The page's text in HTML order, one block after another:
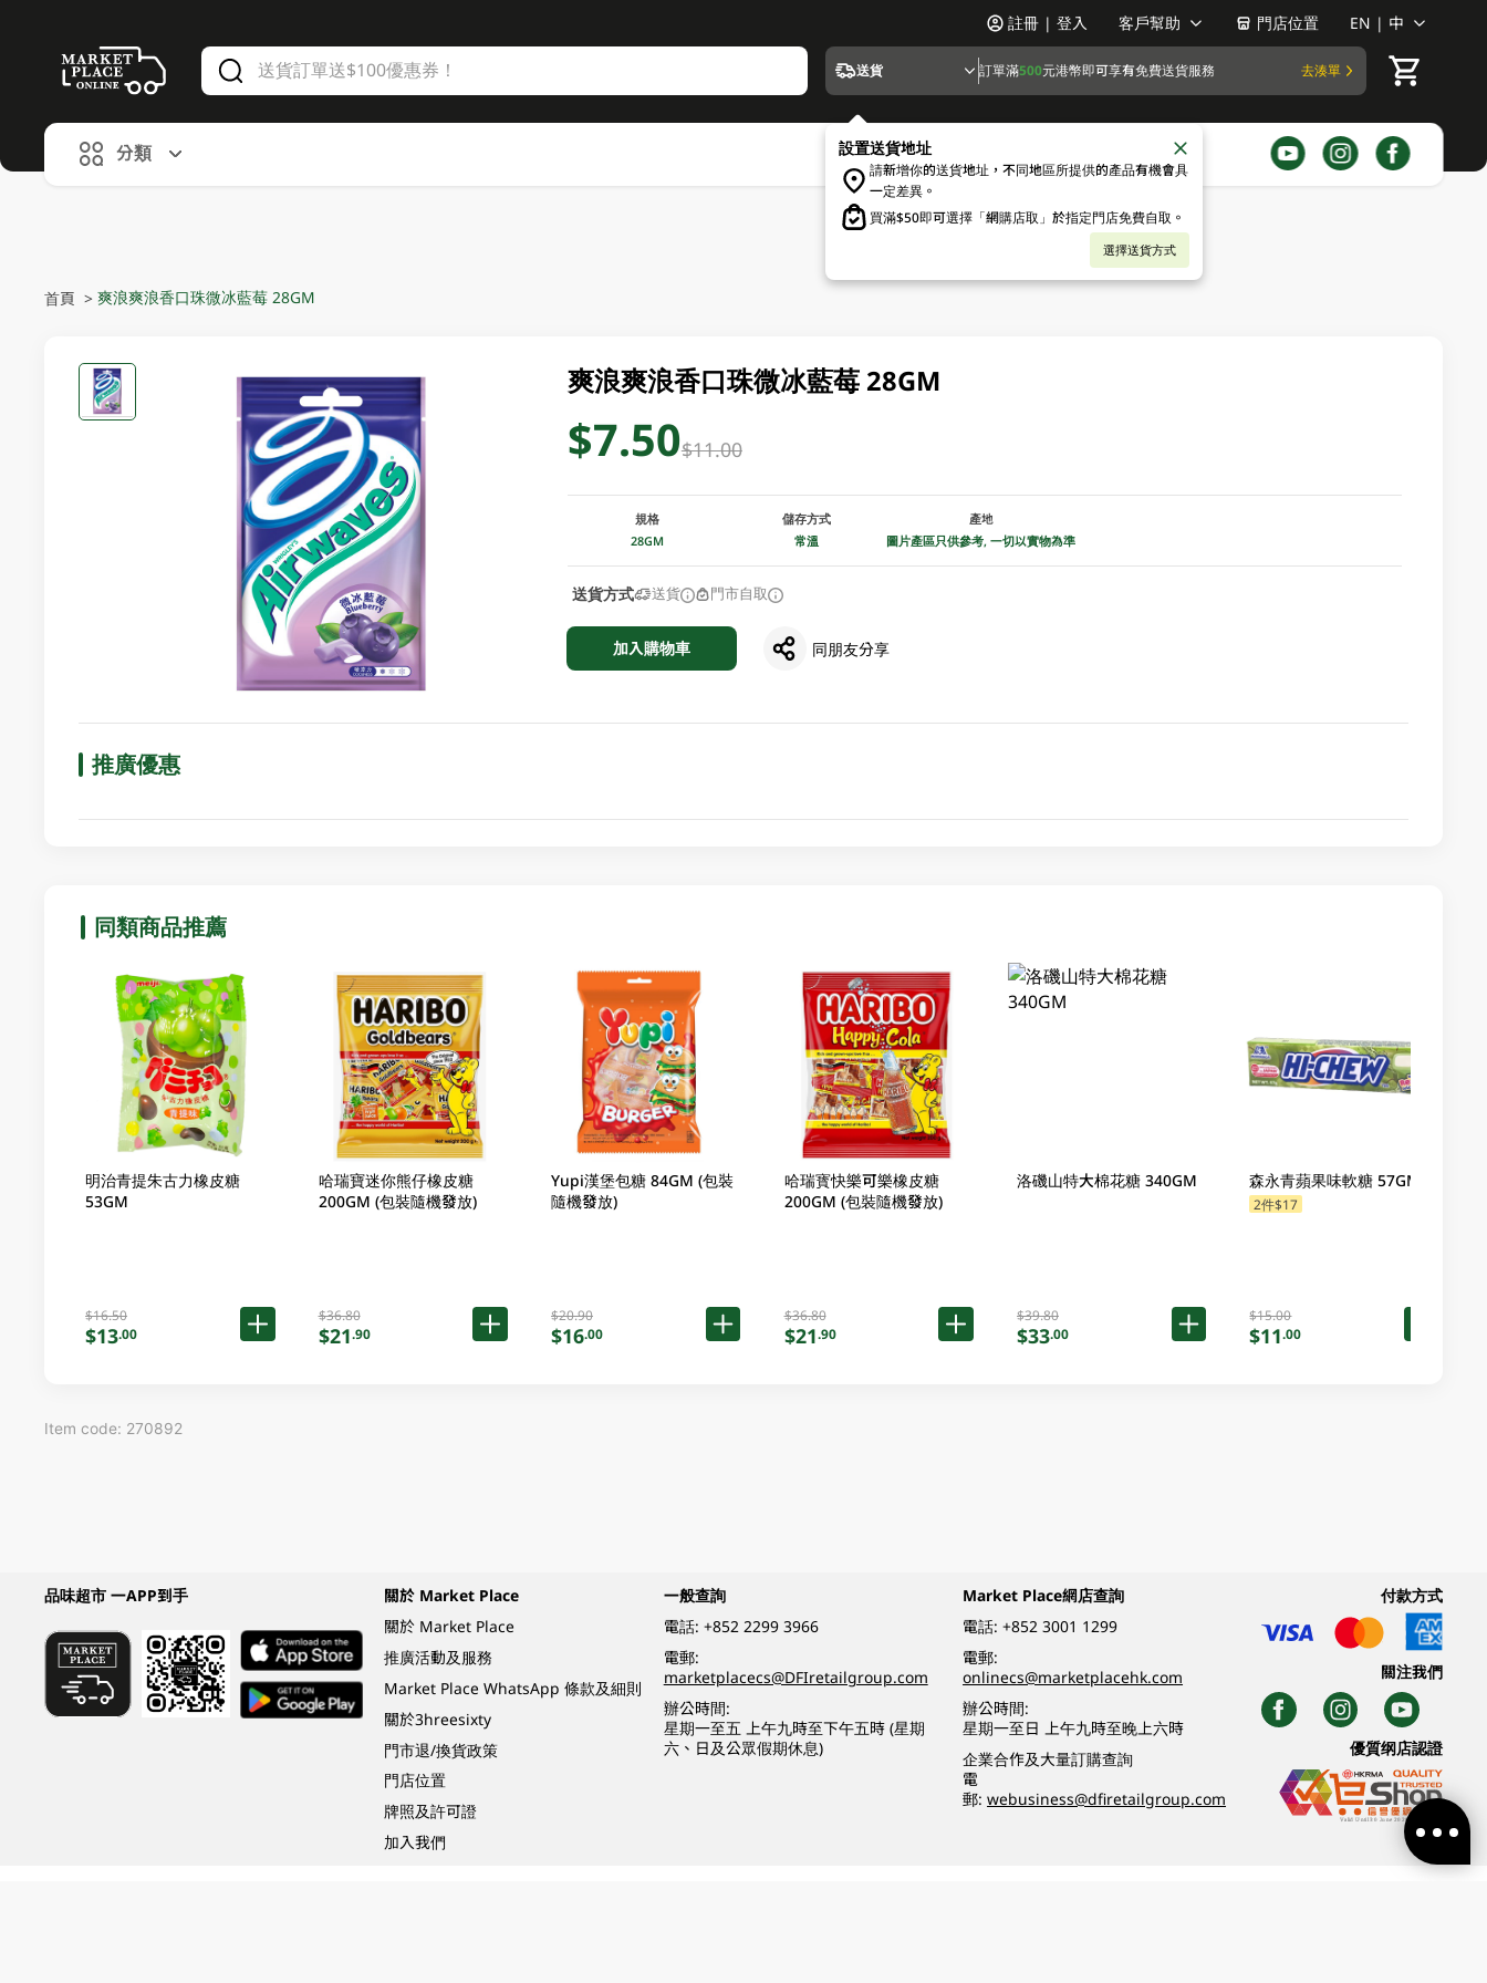
alid Until 30 June 2026
註冊 | 登入 客戶幫助 門店位置 EN | 中
送貨 訂單滿500元港幣即可享有免費送貨服務 去湊單
設置送貨地址
請新增你的送貨地址，不同地區所提供的產品有機會具
一定差異。
買滿$50即可選擇「網購店取」於指定門店免費自取。
選擇送貨方式
分類
首頁 > 爽浪爽浪香口珠微冰藍莓 28GM
爽浪爽浪香口珠微冰藍莓 28GM
$7.50$11.00
規格
28GM
儲存方式
常溫
產地
圖片產區只供參考, 一切以實物為準
送貨方式 送貨 門市自取
加入購物車 同朋友分享
推廣優惠
同類商品推薦
明治青提朱古力橡皮糖
53GM
$16.50
$13.00
哈瑞寶迷你熊仔橡皮糖
200GM (包裝隨機發放)
$36.80
$21.90
Yupi漢堡包糖 84GM (包裝
隨機發放)
$20.90
$16.00
哈瑞寳快樂可樂橡皮糖
200GM (包裝隨機發放)
$36.80
$21.90
洛磯山特大棉花糖 340GM
$39.80
$33.00
森永青蘋果味軟糖 57GM
2件$17
$15.00
$11.00
Item code: 270892
品味超市 一APP到手
關於 Market Place
關於 Market Place
推廣活動及服務
Market Place WhatsApp 條款及細則
關於3hreesixty
門市退/換貨政策
門店位置
牌照及許可證
加入我們
一般查詢
電話: +852 2299 3966
電郵:
marketplacecs@DFIretailgroup.com
辦公時間:
星期一至五 上午九時至下午五時 (星期
六、日及公眾假期休息)
Market Place網店查詢
電話:+852 3001 1299
電郵:
onlinecs@marketplacehk.com
辦公時間:
星期一至日 上午九時至晚上六時
企業合作及大量訂購查詢
電
郵:webusiness@dfiretailgroup.com
付款方式
關注我們
優質纲店認證